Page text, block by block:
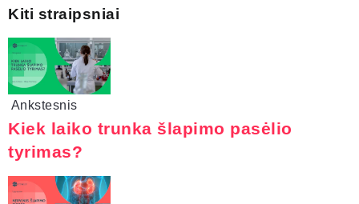
Kiti straipsniai
Ankstesnis
Kiek laiko trunka šlapimo pasėlio
tyrimas?